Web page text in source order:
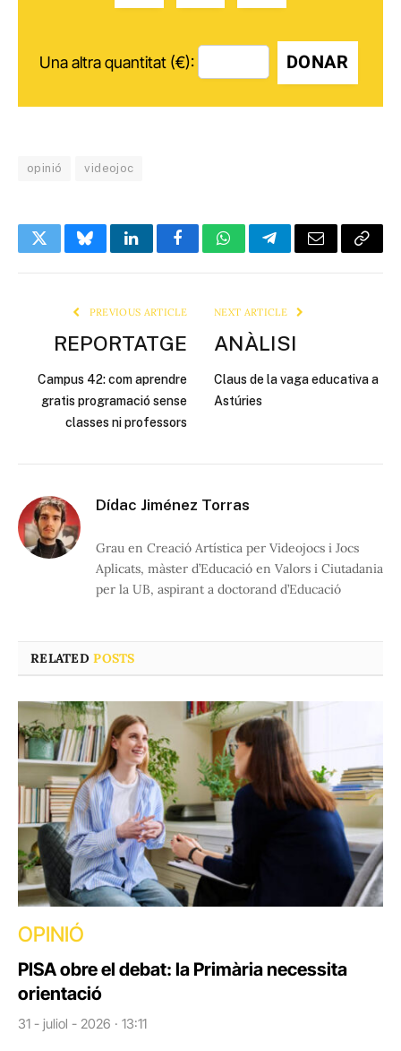
Una altra quantitat (€): DONAR
opinió videojoc
TwitterBlueskyLinkedInFacebookWhatsAppTelegramEmail Copy
PREVIOUS ARTICLE
REPORTATGE
Campus 42: com aprendre
gratis programació sense
classes ni professors
NEXT ARTICLE
ANÀLISI
Claus de la vaga educativa a
Astúries
Dídac Jiménez Torras
Grau en Creació Artística per Videojocs i Jocs
Aplicats, màster d’Educació en Valors i Ciutadania
per la UB, aspirant a doctorand d’Educació
RELATEDPOSTS
OPINIÓ
PISA obre el debat: la Primària necessita
orientació
31 - juliol - 2026 · 13:11